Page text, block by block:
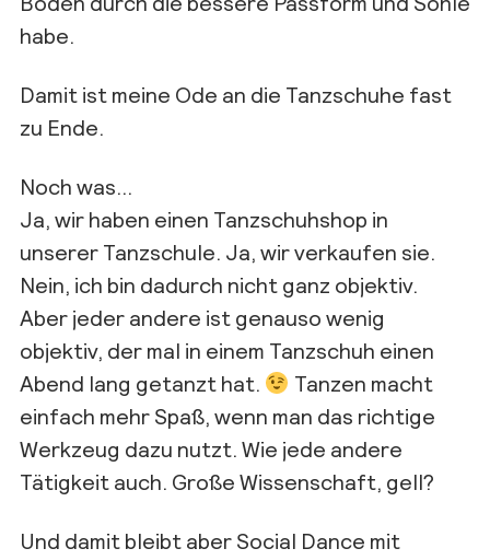
habe.
Damit ist meine Ode an die Tanzschuhe fast
zu Ende.
Noch was…
Ja, wir haben einen Tanzschuhshop in
unserer Tanzschule. Ja, wir verkaufen sie.
Nein, ich bin dadurch nicht ganz objektiv.
Aber jeder andere ist genauso wenig
objektiv, der mal in einem Tanzschuh einen
Abend lang getanzt hat.
Tanzen macht
einfach mehr Spaß, wenn man das richtige
Werkzeug dazu nutzt. Wie jede andere
Tätigkeit auch. Große Wissenschaft, gell?
Und damit bleibt aber Social Dance mit